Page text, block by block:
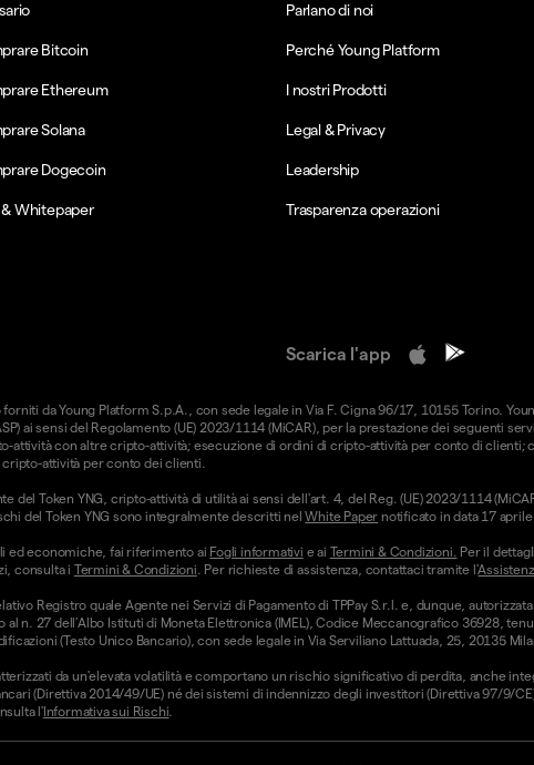
Bitcoin
Ethereum
Solana
Dogecoin
& Whitepaper
Parlano di noi
Perché Young Platform
I nostri Prodotti
Legal & Privacy
Leadership
Trasparenza operazioni
Scarica l'app
da Young Platform S.p.A., con sede legale in Via F. Cigna 96/17, 10155 Torino.
ai sensi del Regolamento (UE) 2023/1114 (MiCAR), per la prestazione dei seguenti
attività con altre cripto-attività; esecuzione di ordini di cripto-attività per conto di
attività per conto dei clienti.
del Token YNG, cripto-attività di utilità ai sensi dell'art. 4, del Reg. (UE) 2023/1114
del Token YNG sono integralmente descritti nelWhite Paper notificato in data 17 aprile
ed economiche, fai riferimento ai Fogli informativi e ai Termini & Condizioni. Per il
consulta i Termini & Condizioni. Per richieste di assistenza, contattaci tramite l'
Registro quale Agente nei Servizi di Pagamento di TPPay S.r.l. e, dunque,
n. 27 dell’Albo Istituti di Moneta Elettronica (IMEL), Codice Meccanografico 36928,
(Testo Unico Bancario), con sede legale in Via Serviliano Lattuada, 25, 20135
da un'elevata volatilità e comportano un rischio significativo di perdita, anche
(Direttiva 2014/49/UE) né dei sistemi di indennizzo degli investitori (Direttiva 97/9/
l'Informativa sui Rischi.